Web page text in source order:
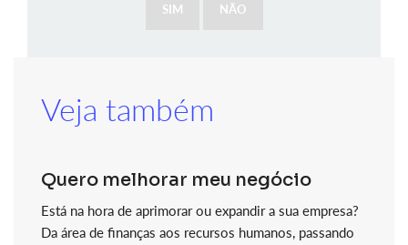
SIM NÃO
Veja também
Quero melhorar meu negócio
Está na hora de aprimorar ou expandir a sua empresa?
Da área de finanças aos recursos humanos, passando